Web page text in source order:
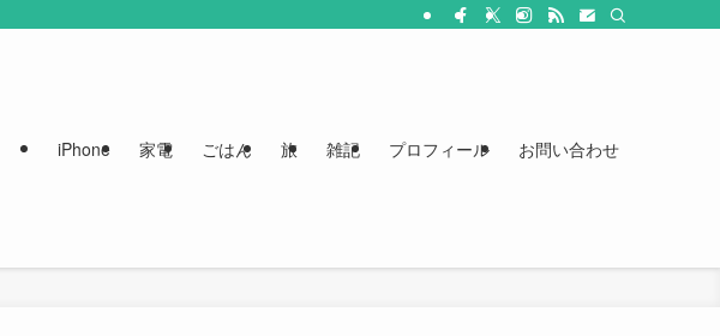
iPhone 家電 ごはん 旅 雑記 プロフィール お問い合わせ